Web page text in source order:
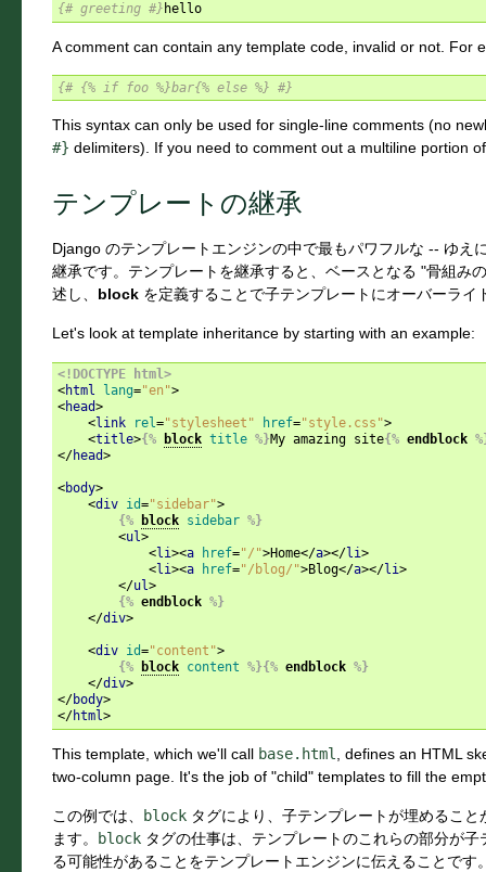
{# greeting #} hello
A comment can contain any template code, invalid or not. For
{# {% if foo %}bar{% else %} #}
This syntax can only be used for single-line comments (no
#} delimiters). If you need to comment out a multiline portion
テンプレートの継承
Django のテンプレートエンジンの中で最もパワフルな -- ゆえ
継承です。テンプレートを継承すると、ベースとなる "骨組み
述し、 block を定義することで子テンプレートにオーバーライ
Let's look at template inheritance by starting with an example:
<!DOCTYPE html>
<html lang="en">
<head>
<link rel="stylesheet" href="style.css">
<title>{% block title %}My amazing site{% endblock
</head>
<body>
<div id="sidebar">
{%
block sidebar %}
<ul>
<li><a href="/">Home</a></li>
<li><a href="/blog/">Blog</a></li>
</ul>
{% endblock %}
</div>
<div id="content">
{%
block content %}{% endblock %}
</div>
</body>
</html>
This template, which we'll call base.html
, defines an HTML
two-column page. It's the job of "child" templates to fill the
この例では、 block タグにより、子テンプレートが埋めるこ
ます。
block タグの仕事は、テンプレートのこれらの部分が
る可能性があることをテンプレートエンジンに伝えることです